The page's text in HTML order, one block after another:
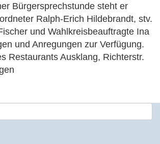
Bürgersprechstunde steht er
Ralph-Erich Hildebrandt, stv.
und Wahlkreisbeauftragte Ina
und Anregungen zur Verfügung.
Restaurants Ausklang, Richterstr.